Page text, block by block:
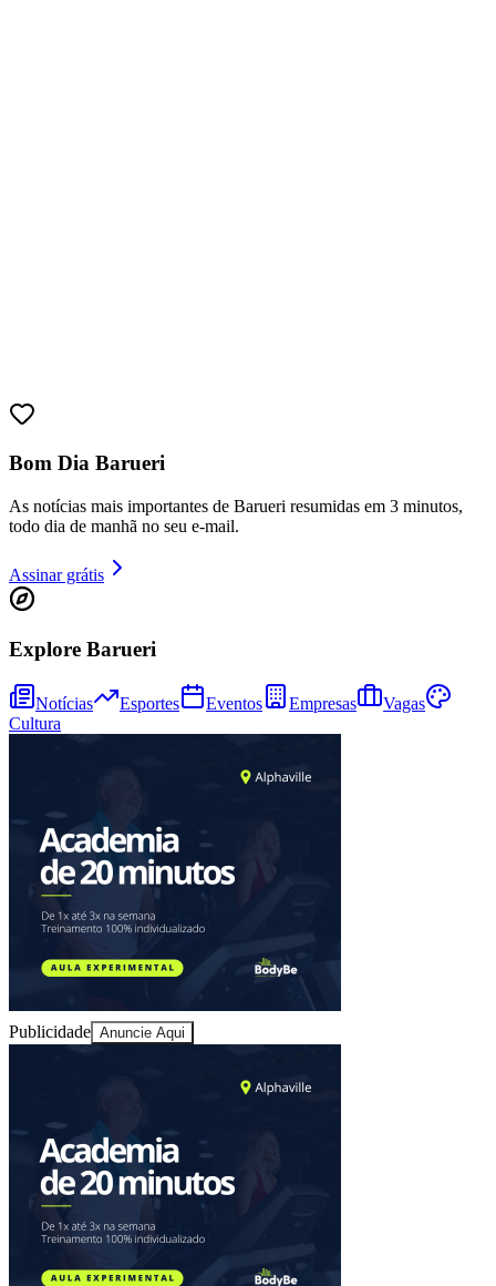
Sport
Juventude
Bom Dia Barueri
As notícias mais importantes de Barueri resumidas em 3 minutos,
todo dia de manhã no seu e-mail.
Assinar grátis
Explore Barueri
Notícias Esportes Eventos Empresas
Vagas
Cultura
Publicidade Anuncie Aqui